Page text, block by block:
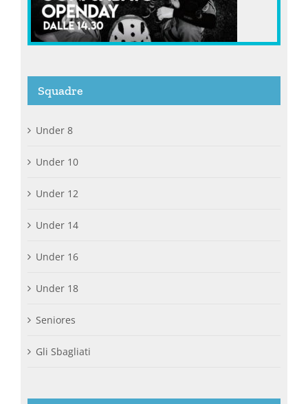
Squadre
Under 8
Under 10
Under 12
Under 14
Under 16
Under 18
Seniores
Gli Sbagliati